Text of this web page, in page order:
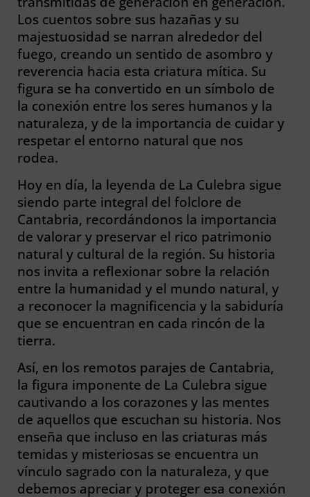
Los cuentos sobre sus hazañas y su
majestuosidad se narran alrededor del
fuego, creando un sentido de asombro y
reverencia hacia esta criatura mítica. Su
figura se ha convertido en un símbolo de
la conexión entre los seres humanos y la
naturaleza, y de la importancia de cuidar y
respetar el entorno natural que nos
rodea.
Hoy en día, la leyenda de La Culebra sigue
siendo parte integral del folclore de
Cantabria, recordándonos la importancia
de valorar y preservar el rico patrimonio
natural y cultural de la región. Su historia
nos invita a reflexionar sobre la relación
entre la humanidad y el mundo natural, y
a reconocer la magnificencia y la sabiduría
que se encuentran en cada rincón de la
tierra.
Así, en los remotos parajes de Cantabria,
la figura imponente de La Culebra sigue
cautivando a los corazones y las mentes
de aquellos que escuchan su historia. Nos
enseña que incluso en las criaturas más
temidas y misteriosas se encuentra un
vínculo sagrado con la naturaleza, y que
debemos apreciar y proteger esa conexión